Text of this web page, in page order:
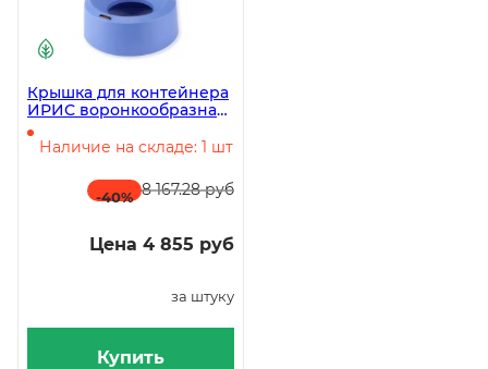
Крышка для контейнера
ИРИС воронкообразная
круглая, синяя Vileda
Наличие на складе: 1 шт
-40% 8 167.28 руб
Цена 4 855 руб
за штуку
Купить